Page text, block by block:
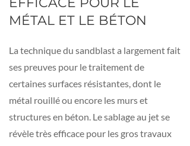
MÉTAL ET LE BÉTON
La technique du sandblast a largement fait
ses preuves pour le traitement de
certaines surfaces résistantes, dont le
métal rouillé ou encore les murs et
structures en béton. Le sablage au jet se
révèle très efficace pour les gros travaux